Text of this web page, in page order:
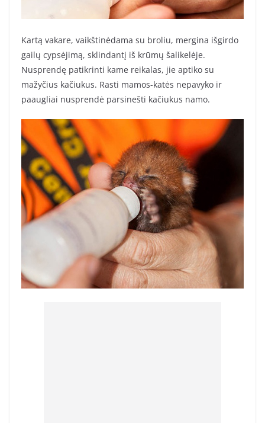
Kartą vakare, vaikštinėdama su broliu, mergina išgirdo
gailų cypsėjimą, sklindantį iš krūmų šalikelėje.
Nusprendę patikrinti kame reikalas, jie aptiko su
mažyčius kačiukus. Rasti mamos-katės nepavyko ir
paaugliai nusprendė parsinešti kačiukus namo.